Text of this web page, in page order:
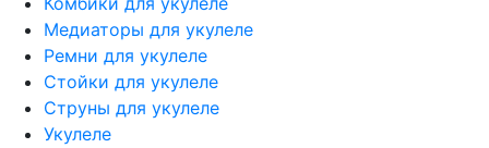
Медиаторы для укулеле
Ремни для укулеле
Стойки для укулеле
Струны для укулеле
Укулеле